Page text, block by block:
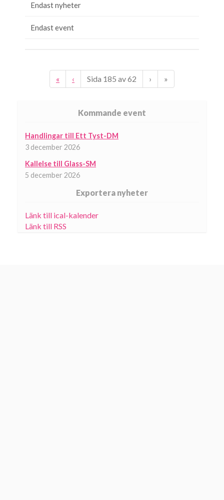
Endast nyheter
Endast event
« ‹ Sida 185 av62 › »
Kommande event
Handlingar till Ett Tyst-DM
3 december 2026
Kallelse till Glass-SM
5 december 2026
Exportera nyheter
Länk till ical-kalender
Länk till RSS